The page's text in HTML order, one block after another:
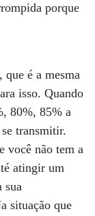
porque
que é a mesma
isso. Quando
80%, 85% a
transmitir.
você não tem a
atingir um
sua
situação que